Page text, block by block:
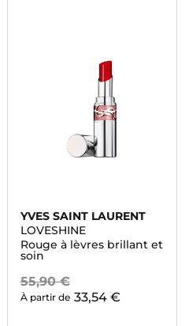
YVES SAINT LAURENT
LOVESHINE
Rouge à lèvres brillant et
soin
55,90 €
À partir de 33,54 €